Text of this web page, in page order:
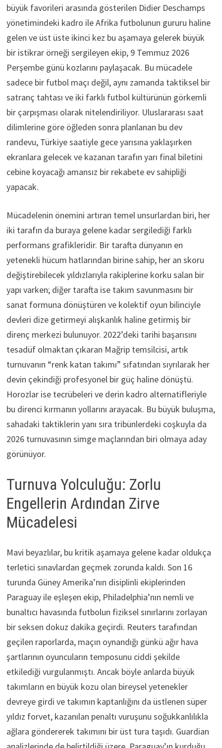
büyük favorileri arasında gösterilen Didier Deschamps
yönetimindeki kadro ile Afrika futbolunun gururu haline
gelen ve üst üste ikinci kez bu aşamaya gelerek büyük
bir istikrar örneği sergileyen ekip, 9 Temmuz 2026
Perşembe günü kozlarını paylaşacak. Bu mücadele
sadece bir futbol maçı değil, aynı zamanda taktiksel bir
satranç tahtası ve iki farklı futbol kültürünün görkemli
bir çarpışması olarak nitelendiriliyor. Uluslararası saat
dilimlerine göre öğleden sonra planlanan bu dev
randevu, Türkiye saatiyle gece yarısına yaklaşırken
ekranlara gelecek ve kazanan tarafın yarı final biletini
cebine koyacağı amansız bir rekabete ev sahipliği
yapacak.
Mücadelenin önemini artıran temel unsurlardan biri, her
iki tarafın da buraya gelene kadar sergilediği farklı
performans grafikleridir. Bir tarafta dünyanın en
yetenekli hücum hatlarından birine sahip, her an skoru
değiştirebilecek yıldızlarıyla rakiplerine korku salan bir
yapı varken; diğer tarafta ise takım savunmasını bir
sanat formuna dönüştüren ve kolektif oyun bilinciyle
devleri dize getirmeyi alışkanlık haline getirmiş bir
direnç merkezi bulunuyor. 2022’deki tarihi başarısını
tesadüf olmaktan çıkaran Mağrip temsilcisi, artık
turnuvanın “renk katan takımı” sıfatından sıyrılarak her
devin çekindiği profesyonel bir güç haline dönüştü.
Horozlar ise tecrübeleri ve derin kadro alternatifleriyle
bu direnci kırmanın yollarını arayacak. Bu büyük buluşma,
sahadaki taktiklerin yanı sıra tribünlerdeki coşkuyla da
2026 turnuvasının simge maçlarından biri olmaya aday
görünüyor.
Turnuva Yolculuğu: Zorlu
Engellerin Ardından Zirve
Mücadelesi
Mavi beyazlılar, bu kritik aşamaya gelene kadar oldukça
terletici sınavlardan geçmek zorunda kaldı. Son 16
turunda Güney Amerika’nın disiplinli ekiplerinden
Paraguay ile eşleşen ekip, Philadelphia’nın nemli ve
bunaltıcı havasında futbolun fiziksel sınırlarını zorlayan
bir seksen dokuz dakika geçirdi. Reuters tarafından
geçilen raporlarda, maçın oynandığı günkü ağır hava
şartlarının oyuncuların temposunu ciddi şekilde
etkilediği vurgulanmıştı. Ancak böyle anlarda büyük
takımların en büyük kozu olan bireysel yetenekler
devreye girdi ve takımın kaptanlığını da üstlenen süper
yıldız forvet, kazanılan penaltı vuruşunu soğukkanlılıkla
ağlara göndererek takımını bir üst tura taşıdı. Guardian